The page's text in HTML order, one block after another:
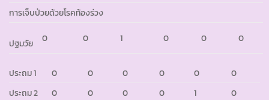
การเจ็บป่วยด้วยโรคท้องร่วง
ปฐมวัย 0 0 1 0 0 0
ประถม 1 0 0 0 0 0
0
ประถม 2
0 0 0 0 1
0